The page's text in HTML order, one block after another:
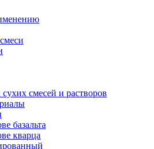
смесей и растворов
базальта
кварца